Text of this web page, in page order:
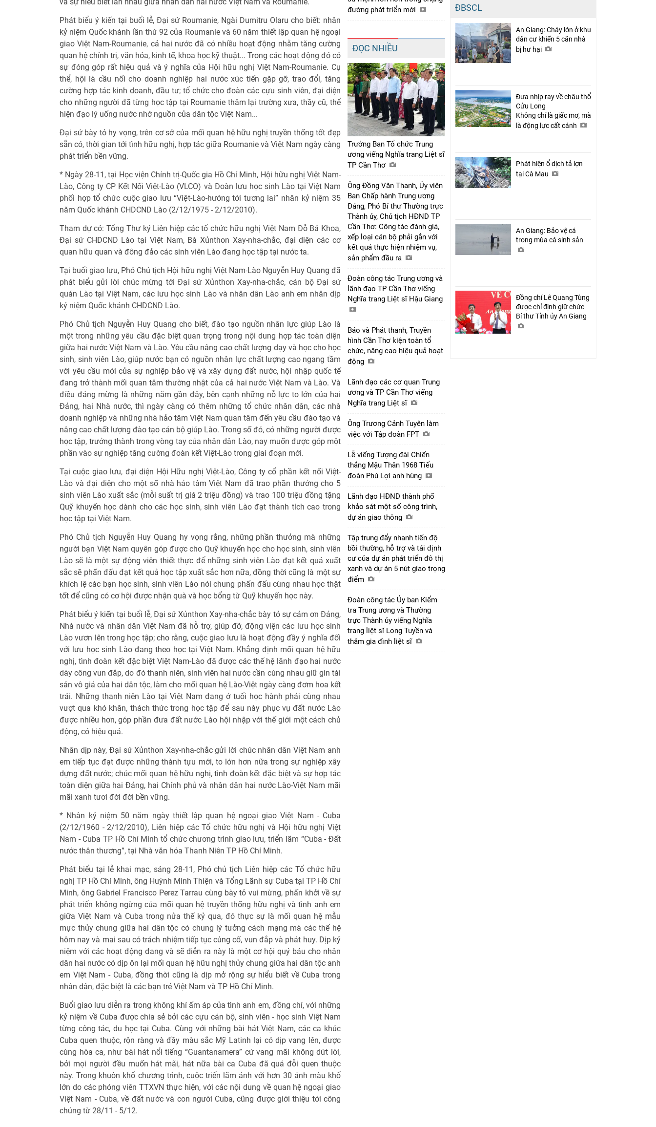
Phát biểu ý kiến tại buổi lễ, Đại sứ Roumanie, Ngài Dumitru Olaru cho biết: nhân
kỷ niệm Quốc khánh lần thứ 92 của Roumanie và 60 năm thiết lập quan hệ ngoại
giao Việt Nam-Roumanie, cả hai nước đã có nhiều hoạt động nhằm tăng cường
quan hệ chính trị, văn hóa, kinh tế, khoa học kỹ thuật... Trong các hoạt động đó có
sự đóng góp rất hiệu quả và ý nghĩa của Hội hữu nghị Việt Nam-Roumanie. Cụ
thể, hội là cầu nối cho doanh nghiệp hai nước xúc tiến gặp gỡ, trao đổi, tăng
cường hợp tác kinh doanh, đầu tư; tổ chức cho đoàn các cựu sinh viên, đại diện
cho những người đã từng học tập tại Roumanie thăm lại trường xưa, thầy cũ, thể
hiện đạo lý uống nước nhớ nguồn của dân tộc Việt Nam...
Đại sứ bày tỏ hy vọng, trên cơ sở của mối quan hệ hữu nghị truyền thống tốt đẹp
sẵn có, thời gian tới tình hữu nghị, hợp tác giữa Roumanie và Việt Nam ngày càng
phát triển bền vững.
* Ngày 28-11, tại Học viện Chính trị-Quốc gia Hồ Chí Minh, Hội hữu nghị Việt Nam-
Lào, Công ty CP Kết Nối Việt-Lào (VLCO) và Đoàn lưu học sinh Lào tại Việt Nam
phối hợp tổ chức cuộc giao lưu “Việt-Lào-hướng tới tương lai” nhân kỷ niệm 35
năm Quốc khánh CHDCND Lào (2/12/1975 - 2/12/2010).
Tham dự có: Tổng Thư ký Liên hiệp các tổ chức hữu nghị Việt Nam Đỗ Bá Khoa,
Đại sứ CHDCND Lào tại Việt Nam, Bà Xủnthon Xay-nha-chắc, đại diện các cơ
quan hữu quan và đông đảo các sinh viên Lào đang học tập tại nước ta.
Tại buổi giao lưu, Phó Chủ tịch Hội hữu nghị Việt Nam-Lào Nguyễn Huy Quang đã
phát biểu gửi lời chúc mừng tới Đại sứ Xủnthon Xay-nha-chắc, cán bộ Đại sứ
quán Lào tại Việt Nam, các lưu học sinh Lào và nhân dân Lào anh em nhân dịp
kỷ niệm Quốc khánh CHDCND Lào.
Phó Chủ tịch Nguyễn Huy Quang cho biết, đào tạo nguồn nhân lực giúp Lào là
một trong những yêu cầu đặc biệt quan trọng trong nội dung hợp tác toàn diện
giữa hai nước Việt Nam và Lào. Yêu cầu nâng cao chất lượng dạy và học cho học
sinh, sinh viên Lào, giúp nước bạn có nguồn nhân lực chất lượng cao ngang tầm
với yêu cầu mới của sự nghiệp bảo vệ và xây dựng đất nước, hội nhập quốc tế
đang trở thành mối quan tâm thường nhật của cả hai nước Việt Nam và Lào. Và
điều đáng mừng là những năm gần đây, bên cạnh những nỗ lực to lớn của hai
Đảng, hai Nhà nước, thì ngày càng có thêm những tổ chức nhân dân, các nhà
doanh nghiệp và những nhà hảo tâm Việt Nam quan tâm đến yêu cầu đào tạo và
nâng cao chất lượng đào tạo cán bộ giúp Lào. Trong số đó, có những người được
học tập, trưởng thành trong vòng tay của nhân dân Lào, nay muốn được góp một
phần vào sự nghiệp tăng cường đoàn kết Việt-Lào trong giai đoạn mới.
Tại cuộc giao lưu, đại diện Hội Hữu nghị Việt-Lào, Công ty cổ phần kết nối Việt-
Lào và đại diện cho một số nhà hảo tâm Việt Nam đã trao phần thưởng cho 5
sinh viên Lào xuất sắc (mỗi suất trị giá 2 triệu đồng) và trao 100 triệu đồng tặng
Quỹ khuyến học dành cho các học sinh, sinh viên Lào đạt thành tích cao trong
học tập tại Việt Nam.
Phó Chủ tịch Nguyễn Huy Quang hy vọng rằng, những phần thưởng mà những
người bạn Việt Nam quyên góp được cho Quỹ khuyến học cho học sinh, sinh viên
Lào sẽ là một sự động viên thiết thực để những sinh viên Lào đạt kết quả xuất
sắc sẽ phấn đấu đạt kết quả học tập xuất sắc hơn nữa, đồng thời cũng là một sự
khích lệ các bạn học sinh, sinh viên Lào nói chung phấn đấu cùng nhau học thật
tốt để cũng có cơ hội được nhận quà và học bổng từ Quỹ khuyến học này.
Phát biểu ý kiến tại buổi lễ, Đại sứ Xủnthon Xay-nha-chắc bày tỏ sự cảm ơn Đảng,
Nhà nước và nhân dân Việt Nam đã hỗ trợ, giúp đỡ, động viện các lưu học sinh
Lào vươn lên trong học tập; cho rằng, cuộc giao lưu là hoạt động đầy ý nghĩa đối
với lưu học sinh Lào đang theo học tại Việt Nam. Khẳng định mối quan hệ hữu
nghị, tình đoàn kết đặc biệt Việt Nam-Lào đã được các thế hệ lãnh đạo hai nước
dày công vun đắp, do đó thanh niên, sinh viên hai nước cần cùng nhau giữ gìn tài
sản vô giá của hai dân tộc, làm cho mối quan hệ Lào-Việt ngày càng đơm hoa kết
trái. Những thanh niên Lào tại Việt Nam đang ở tuổi học hành phải cùng nhau
vượt qua khó khăn, thách thức trong học tập để sau này phục vụ đất nước Lào
được nhiều hơn, góp phần đưa đất nước Lào hội nhập với thế giới một cách chủ
động, có hiệu quả.
Nhân dịp này, Đại sứ Xủnthon Xay-nha-chắc gửi lời chúc nhân dân Việt Nam anh
em tiếp tục đạt được những thành tựu mới, to lớn hơn nữa trong sự nghiệp xây
dựng đất nước; chúc mối quan hệ hữu nghị, tình đoàn kết đặc biệt và sự hợp tác
toàn diện giữa hai Đảng, hai Chính phủ và nhân dân hai nước Lào-Việt Nam mãi
mãi xanh tươi đời đời bền vững.
* Nhân kỷ niệm 50 năm ngày thiết lập quan hệ ngoại giao Việt Nam - Cuba
(2/12/1960 - 2/12/2010), Liên hiệp các Tổ chức hữu nghị và Hội hữu nghị Việt
Nam - Cuba TP Hồ Chí Minh tổ chức chương trình giao lưu, triển lãm “Cuba - Đất
nước thân thương”, tại Nhà văn hóa Thanh Niên TP Hồ Chí Minh.
Phát biểu tại lễ khai mạc, sáng 28-11, Phó chủ tịch Liên hiệp các Tổ chức hữu
nghị TP Hồ Chí Minh, ông Huỳnh Minh Thiện và Tổng Lãnh sự Cuba tại TP Hồ Chí
Minh, ông Gabriel Francisco Perez Tarrau cùng bày tỏ vui mừng, phấn khởi về sự
phát triển không ngừng của mối quan hệ truyền thống hữu nghị và tình anh em
giữa Việt Nam và Cuba trong nửa thế kỷ qua, đó thực sự là mối quan hệ mẫu
mực thủy chung giữa hai dân tộc có chung lý tưởng cách mạng mà các thế hệ
hôm nay và mai sau có trách nhiệm tiếp tục củng cố, vun đắp và phát huy. Dịp kỷ
niệm với các hoạt động đang và sẽ diễn ra này là một cơ hội quý báu cho nhân
dân hai nước có dịp ôn lại mối quan hệ hữu nghị thủy chung giữa hai dân tộc anh
em Việt Nam - Cuba, đồng thời cũng là dịp mở rộng sự hiểu biết về Cuba trong
nhân dân, đặc biệt là các bạn trẻ Việt Nam và TP Hồ Chí Minh.
Buổi giao lưu diễn ra trong không khí ấm áp của tình anh em, đồng chí, với những
kỷ niệm về Cuba được chia sẻ bởi các cựu cán bộ, sinh viên - học sinh Việt Nam
từng công tác, du học tại Cuba. Cùng với những bài hát Việt Nam, các ca khúc
Cuba quen thuộc, rộn ràng và đầy màu sắc Mỹ Latinh lại có dịp vang lên, được
cùng hòa ca, như bài hát nổi tiếng “Guantanamera” cứ vang mãi không dứt lời,
bởi mọi người đều muốn hát mãi, hát nữa bài ca Cuba đã quá đỗi quen thuộc
này. Trong khuôn khổ chương trình, cuộc triển lãm ảnh với hơn 30 ảnh màu khổ
lớn do các phóng viên TTXVN thực hiện, với các nội dung về quan hệ ngoại giao
Việt Nam - Cuba, về đất nước và con người Cuba, cũng được giới thiệu tới công
chúng từ 28/11 - 5/12.
đường phát triển mới
ĐỌC NHIỀU
Trưởng Ban Tổ chức Trung
ương viếng Nghĩa trang Liệt sĩ
TP Cần Thơ
Ông Đồng Văn Thanh, Ủy viên
Ban Chấp hành Trung ương
Đảng, Phó Bí thư Thường trực
Thành ủy, Chủ tịch HĐND TP
Cần Thơ: Công tác đánh giá,
xếp loại cán bộ phải gắn với
kết quả thực hiện nhiệm vụ,
sản phẩm đầu ra
Đoàn công tác Trung ương và
lãnh đạo TP Cần Thơ viếng
Nghĩa trang Liệt sĩ Hậu Giang
Báo và Phát thanh, Truyền
hình Cần Thơ kiện toàn tổ
chức, nâng cao hiệu quả hoạt
động
Lãnh đạo các cơ quan Trung
ương và TP Cần Thơ viếng
Nghĩa trang Liệt sĩ
Ông Trương Cảnh Tuyên làm
việc với Tập đoàn FPT
Lễ viếng Tượng đài Chiến
thắng Mậu Thân 1968 Tiểu
đoàn Phú Lợi anh hùng
Lãnh đạo HĐND thành phố
khảo sát một số công trình,
dự án giao thông
Tập trung đẩy nhanh tiến độ
bồi thường, hỗ trợ và tái định
cư của dự án phát triển đô thị
xanh và dự án 5 nút giao trọng
điểm
Đoàn công tác Ủy ban Kiểm
tra Trung ương và Thường
trực Thành ủy viếng Nghĩa
trang liệt sĩ Long Tuyền và
thăm gia đình liệt sĩ
ĐBSCL
An Giang: Cháy lớn ở khu
dân cư khiến 5 căn nhà
bị hư hại
Đưa nhịp ray về châu thổ
Cửu Long
Không chỉ là giấc mơ, mà
là động lực cất cánh
Phát hiện ổ dịch tả lợn
tại Cà Mau
An Giang: Bảo vệ cá
trong mùa cá sinh sản
Đồng chí Lê Quang Tùng
được chỉ định giữ chức
Bí thư Tỉnh ủy An Giang